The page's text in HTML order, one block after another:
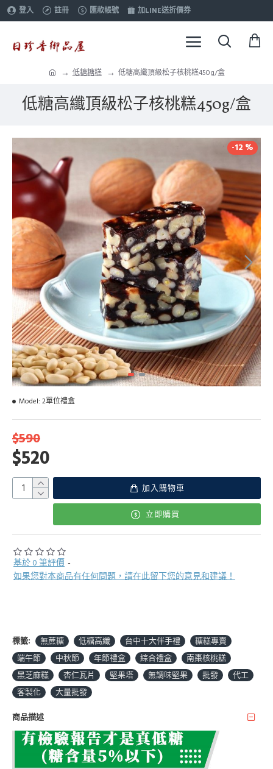
登入 註冊 匯款帳號 加LINE送折價券
低糖糖糕 低糖高纖頂級松子核桃糕450g/盒
低糖高纖頂級松子核桃糕450g/盒
-12 %
基於 0 筆評價 -
如果您對本商品有任何問題，請在此留下您的意見和建議！
$520
$590
Model: 2單位禮盒
加入購物車
立即購買
標籤: 無蔗糖 低糖高纖 台中十大伴手禮
糖糕專賣
端午節
中秋節 年節禮盒 綜合禮盒
南棗核桃糕
黑芝麻糕
杏仁瓦片 堅果塔 無調味堅果 批發
代工
客製化
大量批發
商品描述